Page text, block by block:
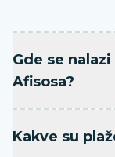
Gde se
Afisosa?
Kakve su